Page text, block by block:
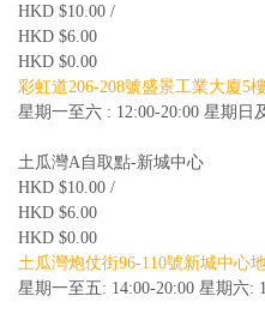
HKD $10.00 /
HKD $6.00
HKD $0.00
彩虹道206-208號盛景工業大廈5
星期一至六 : 12:00-20:00 星期日
土瓜灣A自取點-新城中心
HKD $10.00 /
HKD $6.00
HKD $0.00
土瓜灣炮仗街96-110號新城中心
星期一至五: 14:00-20:00 星期六: